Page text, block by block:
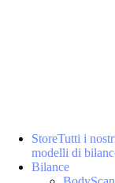
StoreTutti i
modelli di
Bilance